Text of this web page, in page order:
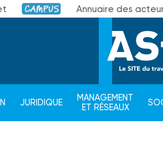
Campus Annuaire des
JURIDIQUE
MANAGEMENT
ET RÉSEAUX